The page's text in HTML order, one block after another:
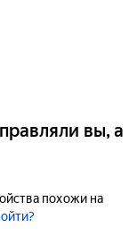
вы, а
похожи на